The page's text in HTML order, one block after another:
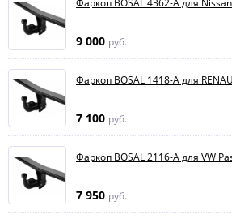
Фаркоп BOSAL 4362-A для
9 000 руб.
Фаркоп BOSAL 1418-A для
7 100 руб.
Фаркоп BOSAL 2116-A для VW
7 950 руб.